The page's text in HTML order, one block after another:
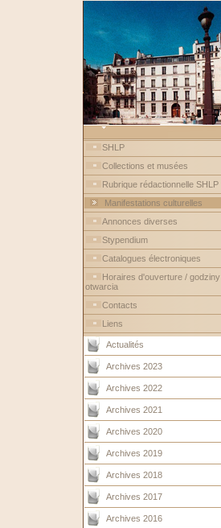
SHLP
Collections et musées
Rubrique rédactionnelle SHLP
Manifestations culturelles
Annonces diverses
Stypendium
Catalogues électroniques
Horaires d'ouverture / godziny
otwarcia
Contacts
Liens
Actualités
Archives 2023
Archives 2022
Archives 2021
Archives 2020
Archives 2019
Archives 2018
Archives 2017
Archives 2016